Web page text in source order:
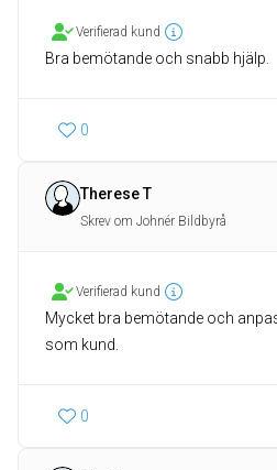
Verifierad kund
Bra bemötande och snabb hjälp.
0
Therese T
Skrev om Johnér Bildbyrå
Verifierad kund
Mycket bra bemötande och
som kund.
0